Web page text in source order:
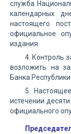
служба
календарных
настоящего
официальное
издания.
4. Контроль
возложить на
Банка
5.
истечении
официального